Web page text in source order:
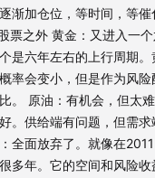
的美联储到底会有什么
AI叙事还会如何演绎？
本市场这两个层面，
指标来判断现在是否
渐加仓位，等时间，等
票之外 黄金：又进入一
是六年左右的上行周期
率会变小，但是作为风险
。 原油：有机会，但太
。供给端有问题，但需
全面放弃了。就像在
多年。它的空间和风险